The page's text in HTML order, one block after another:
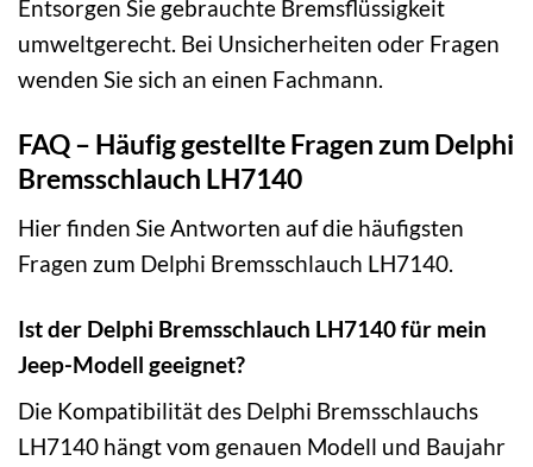
Entsorgen Sie gebrauchte Bremsflüssigkeit
umweltgerecht. Bei Unsicherheiten oder Fragen
wenden Sie sich an einen Fachmann.
FAQ – Häufig gestellte Fragen zum Delphi
Bremsschlauch LH7140
Hier finden Sie Antworten auf die häufigsten
Fragen zum Delphi Bremsschlauch LH7140.
Ist der Delphi Bremsschlauch LH7140 für mein
Jeep-Modell geeignet?
Die Kompatibilität des Delphi Bremsschlauchs
LH7140 hängt vom genauen Modell und Baujahr